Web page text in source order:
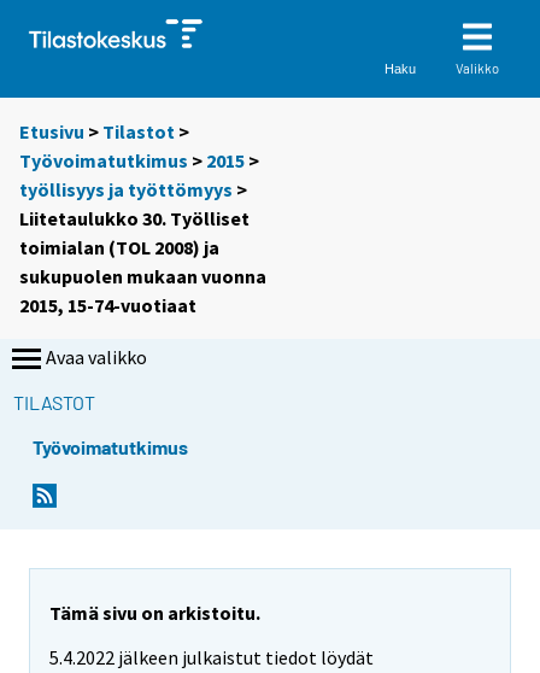
Haku Valikko
Etusivu > Tilastot >
Työvoimatutkimus > 2015 >
työllisyys ja työttömyys >
Liitetaulukko 30. Työlliset
toimialan (TOL 2008) ja
sukupuolen mukaan vuonna
2015, 15-74-vuotiaat
Avaa valikko
TILASTOT
Työvoimatutkimus
Tämä sivu on arkistoitu.
5.4.2022 jälkeen julkaistut tiedot löydät